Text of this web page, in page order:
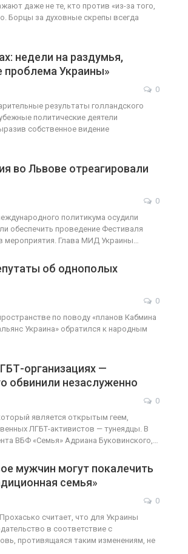
даже не те, кто против «из-за того,
Борцы за духовные скрепы всегда
недели на раздумья,
проблема Украины»
0
результаты голландского
политические деятели
собственное видение
во Львове отреагировали
0
политикума осудили
обеспечить проведение Фестиваля
мероприятия. Глава МИД Украины…
об однополых
0
по поводу «планов Кабмина
Украина» обратился к народным
организациях —
обвинили незаслуженно
0
является открытым геем,
ЛГБТ-активистов — тунеядцы. В
ВБФ «Семья» Адриана Буковинского,…
мужчин могут покалечить
семья»
0
считает, что для Украины
в соответствие с
противящаяся таким изменениям, не